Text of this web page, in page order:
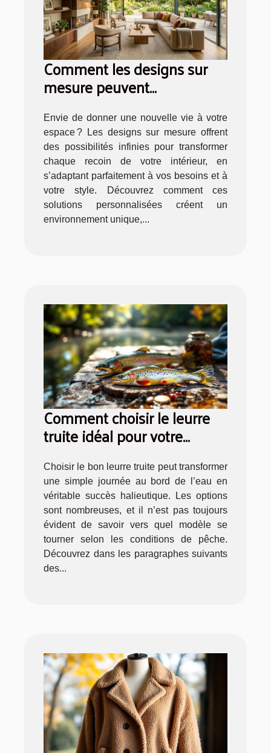
Comment les designs sur
mesure peuvent
transformer votre intérieur ?
Envie de donner une nouvelle vie à votre
espace ? Les designs sur mesure offrent
des possibilités infinies pour transformer
chaque recoin de votre intérieur, en
s’adaptant parfaitement à vos besoins et à
votre style. Découvrez comment ces
solutions personnalisées créent un
environnement unique,...
Comment choisir le leurre
truite idéal pour votre
prochaine sortie pêche ?
Choisir le bon leurre truite peut transformer
une simple journée au bord de l’eau en
véritable succès halieutique. Les options
sont nombreuses, et il n’est pas toujours
évident de savoir vers quel modèle se
tourner selon les conditions de pêche.
Découvrez dans les paragraphes suivants
des...